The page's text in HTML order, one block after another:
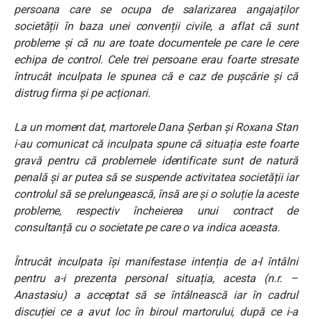
persoana care se ocupa de salarizarea angajaților
societății în baza unei convenții civile, a aflat că sunt
probleme și că nu are toate documentele pe care le cere
echipa de control. Cele trei persoane erau foarte stresate
întrucât inculpata le spunea că e caz de pușcărie și că
distrug firma și pe acționari.
La un moment dat, martorele Dana Șerban și Roxana Stan
i-au comunicat că inculpata spune că situația este foarte
gravă pentru că problemele identificate sunt de natură
penală și ar putea să se suspende activitatea societății iar
controlul să se prelungească, însă are și o soluție la aceste
probleme, respectiv încheierea unui contract de
consultanță cu o societate pe care o va indica aceasta.
Întrucât inculpata își manifestase intenția de a-l întâlni
pentru a-i prezenta personal situația, acesta (n.r. –
Anastasiu) a acceptat să se întâlnească iar în cadrul
discuției ce a avut loc în biroul martorului, după ce i-a